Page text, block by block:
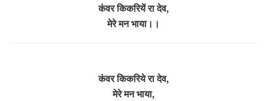
कंवर किकरियें रा देव,
मेरे मन भाया।।
कंवर किकरिये रा देव,
मेरे मन भाया,